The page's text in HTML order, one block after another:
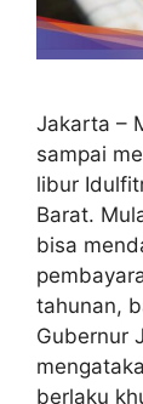
Jakarta –
sampai
libur
Barat.
bisa
tahunan,
Gubernur
berlaku